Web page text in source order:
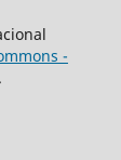
-
.